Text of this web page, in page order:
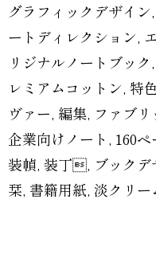
グラフィックデザイ
ートディレクション,
リジナルノートブッ
レミアムコットン, 特
ヴァー, 編集, ファブ
企業向けノート, 160
装幀, 装丁, ブックデ
栞, 書籍用紙, 淡クリ